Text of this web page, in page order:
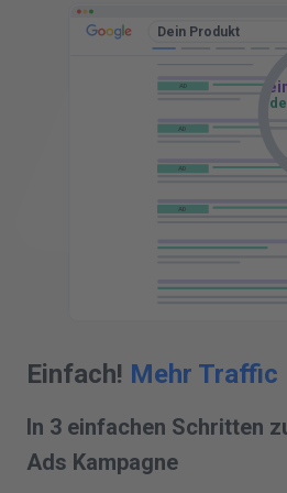
Einfach! Mehr Traffic
In 3 einfachen Schritten
Ads Kampagne
Dein Produkt
AD
AD
AD
AD
Deine Firma -